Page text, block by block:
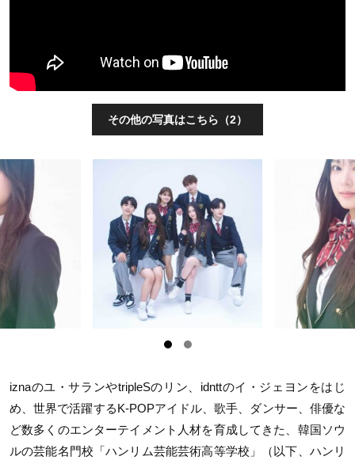
その他の写真はこちら（2）
iznaのユ・サランやtripleSのリン、idnttのイ・ジェヨンをはじ
め、世界で活躍するK-POPアイドル、歌手、ダンサー、俳優な
ど数多くのエンターテイメント人材を育成してきた、韓国ソウ
ルの芸能名門校「ハンリム芸能芸術高等学校」（以下、ハンリ